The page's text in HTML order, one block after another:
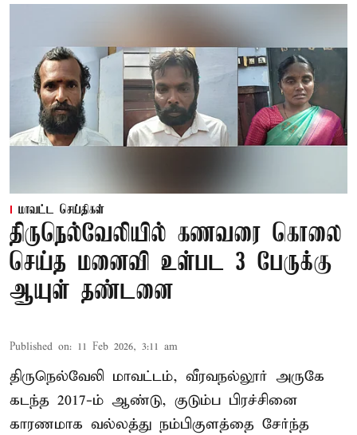
மாவட்ட செய்திகள்
திருநெல்வேலியில் கணவரை கொலை
செய்த மனைவி உள்பட 3 பேருக்கு
ஆயுள் தண்டனை
Published on: 11 Feb 2026, 3:11 am
திருநெல்வேலி மாவட்டம், வீரவநல்லூர் அருகே
கடந்த 2017-ம் ஆண்டு, குடும்ப பிரச்சினை
காரணமாக வல்லத்து நம்பிகுளத்தை சேர்ந்த